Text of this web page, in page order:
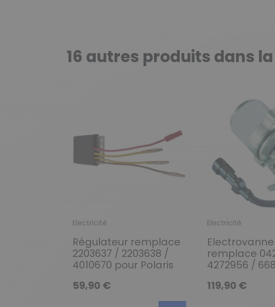
16 autres produits dans
Electricité
Régulateur remplace
2203637 / 2203638 /
4010670 pour Polaris
59,90 €
Electricité
Electrovanne
remplace
4272956 /
119,90 €